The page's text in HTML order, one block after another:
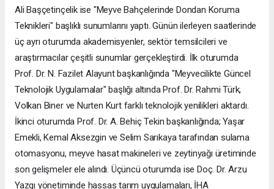
Ali Başçetinçelik ise "Meyve Bahçelerinde Dondan Koruma
Teknikleri" başlıklı sunumlarını yaptı. Günün ilerleyen saatlerinde
üç ayrı oturumda akademisyenler, sektör temsilcileri ve
araştırmacılar çeşitli sunumlar gerçekleştirdi. İlk oturumda
Prof. Dr. N. Fazilet Alayunt başkanlığında "Meyvecilikte Güncel
Teknolojik Uygulamalar" başlığı altında Prof. Dr. Rahmi Türk,
Volkan Biner ve Nurten Kurt farklı teknolojik yenilikleri aktardı.
İkinci oturumda Prof. Dr. A. Behiç Tekin başkanlığında; Yaşar
Emekli, Kemal Aksezgin ve Selim Sarıkaya tarafından sulama
otomasyonu, meyve hasat makineleri ve zeytinyağı üretiminde
son gelişmeler ele alındı. Üçüncü oturumda ise Doç. Dr. Arzu
Yazgı yönetiminde hassas tarım uygulamaları, İHA